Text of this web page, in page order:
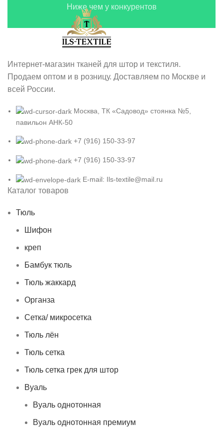
Ниже чем у конкурентов
Интернет-магазин тканей для штор и текстиля.
Продаем оптом и в розницу. Доставляем по Москве и
всей России.
Москва, ТК «Садовод» стоянка №5,
павильон АНК-50
+7 (916) 150-33-97
+7 (916) 150-33-97
E-mail: Ils-textile@mail.ru
Каталог товаров
Тюль
Шифон
креп
Бамбук тюль
Тюль жаккард
Органза
Сетка/ микросетка
Тюль лён
Тюль сетка
Тюль сетка грек для штор
Вуаль
Вуаль однотонная
Вуаль однотонная премиум